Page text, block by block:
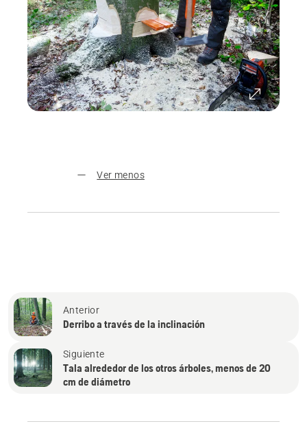
Ver menos
Anterior
Derribo a través de la inclinación
Siguiente
Tala alrededor de los otros árboles, menos de 20
cm de diámetro